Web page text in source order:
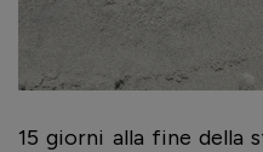
15 giorni alla fine della